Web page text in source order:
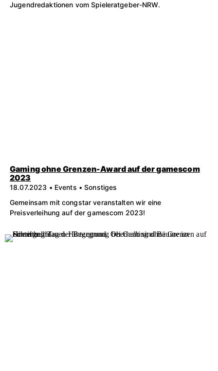
Jugendredaktionen vom Spieleratgeber-NRW.
Gaming ohne Grenzen-Award auf der gamescom
2023
18.07.2023 • Events • Sonstiges
Gemeinsam mit congstar veranstalten wir eine
Preisverleihung auf der gamescom 2023!